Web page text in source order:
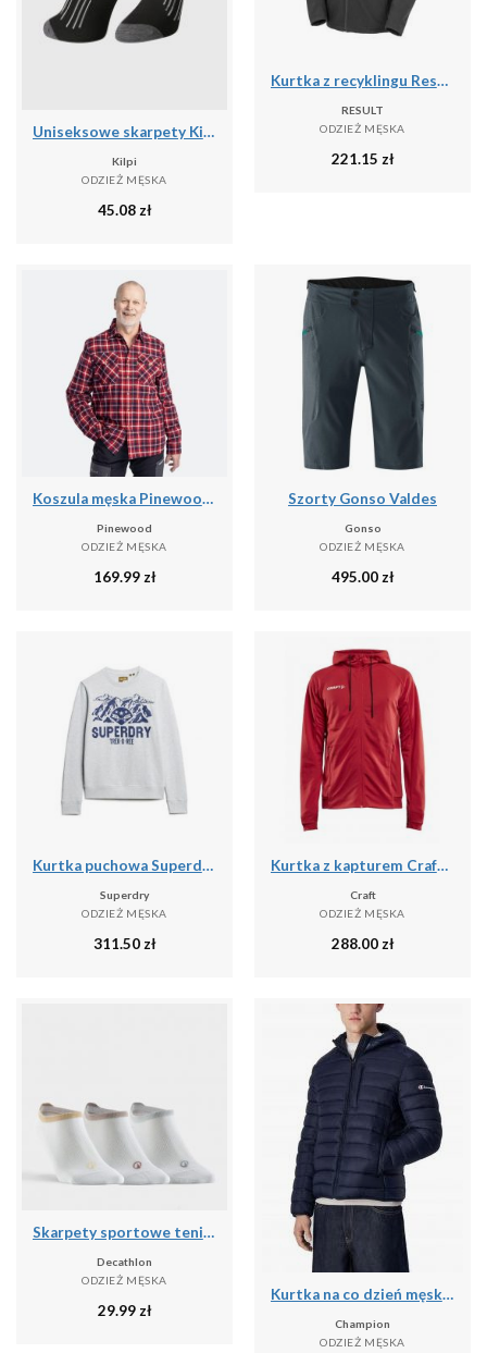
Uniseksowe skarpety Kilpi 3P MINWAY-U
Kilpi
ODZIEŻ MĘSKA
45.08 zł
Kurtka z recyklingu Result Softshell
RESULT
ODZIEŻ MĘSKA
221.15 zł
Koszula męska Pinewood Härjedalen
Pinewood
ODZIEŻ MĘSKA
169.99 zł
Szorty Gonso Valdes
Gonso
ODZIEŻ MĘSKA
495.00 zł
Kurtka puchowa Superdry Lo-fi Outdoors Graphic Crew
Superdry
ODZIEŻ MĘSKA
311.50 zł
Kurtka z kapturem Craft evolve
Craft
ODZIEŻ MĘSKA
288.00 zł
Skarpety sportowe tenis Artengo RS160 Lowedge niskie 3 pary
Decathlon
ODZIEŻ MĘSKA
29.99 zł
Kurtka na co dzień męska CHAMPION puchowa z kapturem
Champion
ODZIEŻ MĘSKA